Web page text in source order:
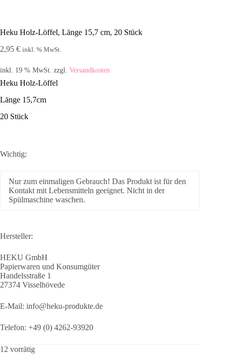
Heku Holz-Löffel, Länge 15,7 cm, 20 Stück
2,95 € inkl. % MwSt.
inkl. 19 % MwSt. zzgl. Versandkosten
Heku Holz-Löffel
Länge 15,7cm
20 Stück
Wichtig:
Nur zum einmaligen Gebrauch! Das Produkt ist für den
Kontakt mit Lebensmitteln geeignet. Nicht in der
Spülmaschine waschen.
Hersteller:
HEKU GmbH
Papierwaren und Konsumgüter
Handelsstraße 1
27374 Visselhövede
E-Mail: info@heku-produkte.de
Telefon: +49 (0) 4262-93920
12 vorrätig